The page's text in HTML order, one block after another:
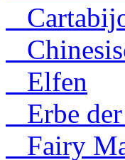
Elfen
Erbe
Fairy